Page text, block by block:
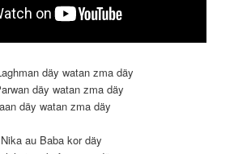
däy watan zma däy
däy watan zma däy
däy watan zma däy
au Baba kor däy